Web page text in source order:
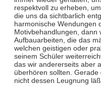
respektvoll zu erheben,
die uns da sichtbarlich
harmonische Wendungen
Motivbehandlungen, dann
Aufbauarbeiten, die das
welchen geistigen oder
seinem Schüler
das wir andererseits aber
überhören sollten.
nicht dessen Leugnung